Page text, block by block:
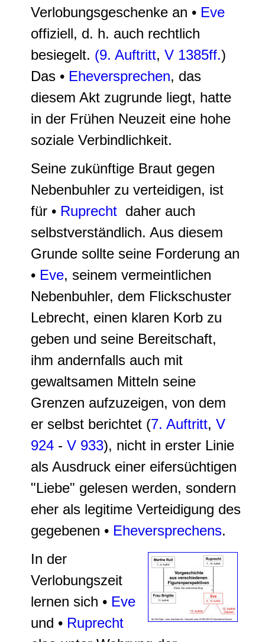
Verlobungsgeschenke an • Eve
offiziell, d. h. auch rechtlich
besiegelt. (9. Auftritt, V 1385ff.)
Das • Eheversprechen, das
diesem Akt zugrunde liegt, hatte
in der Frühen Neuzeit eine hohe
soziale Verbindlichkeit.
Seine zukünftige Braut gegen
Nebenbuhler zu verteidigen, ist
für • Ruprecht daher auch
selbstverständlich. Aus diesem
Grunde sollte seine Forderung an
• Eve, seinem vermeintlichen
Nebenbuhler, dem Flickschuster
Lebrecht, einen klaren Korb zu
geben und seine Bereitschaft,
ihm andernfalls auch mit
gewaltsamen Mitteln seine
Grenzen aufzuzeigen, von dem
er selbst berichtet (7. Auftritt, V
924 - V 933), nicht in erster Linie
als Ausdruck einer eifersüchtigen
"Liebe" gelesen werden, sondern
eher als legitime Verteidigung des
gegebenen • Eheversprechens.
In der
Verlobungszeit
lernen sich • Eve
und • Ruprecht